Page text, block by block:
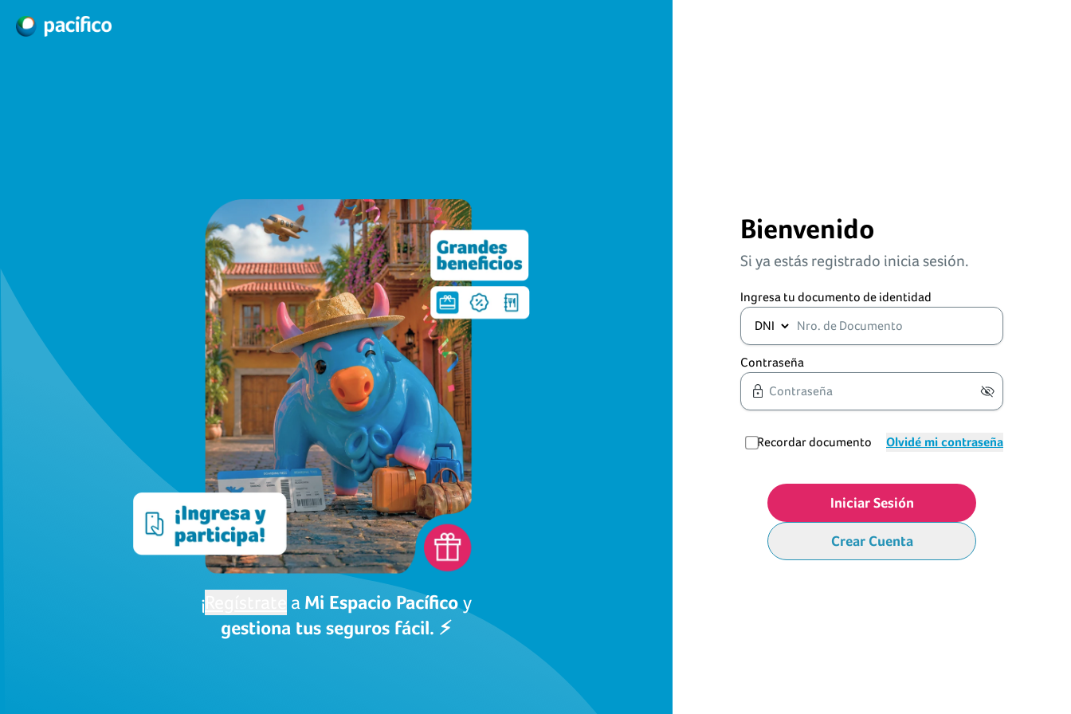
¡ a Mi Espacio Pacíficoy
gestiona tus seguros fácil. ⚡
Bienvenido
Si ya estás registrado inicia sesión.
Ingresa tu documento de identidad
Contraseña
Recordar documento Olvidé mi contraseña
Iniciar Sesión
Crear Cuenta